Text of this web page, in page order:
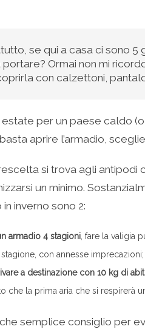
se qui a casa ci sono
Ormai non mi
con calzettoni,
estate per un paese caldo
aprire l’armadio,
si trova agli antipodi
un minimo.
inverno sono 2:
armadio 4 stagioni , fare la valigia
con annesse imprecazioni;
a destinazione con 10 kg di
che la prima aria che si respirerà
semplice consiglio per